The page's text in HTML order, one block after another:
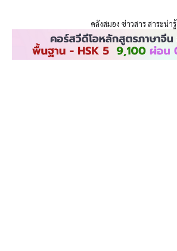
คลังสมอง ข่าวสาร สาระน่ารู้